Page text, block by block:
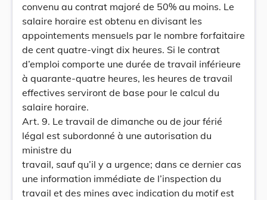
convenu au contrat majoré de 50% au moins. Le
salaire horaire est obtenu en divisant les
appointements mensuels par le nombre forfaitaire
de cent quatre-vingt dix heures. Si le contrat
d’emploi comporte une durée de travail inférieure
à quarante-quatre heures, les heures de travail
effectives serviront de base pour le calcul du
salaire horaire.
Art. 9. Le travail de dimanche ou de jour férié
légal est subordonné à une autorisation du
ministre du
travail, sauf qu’il y a urgence; dans ce dernier cas
une information immédiate de l’inspection du
travail et des mines avec indication du motif est